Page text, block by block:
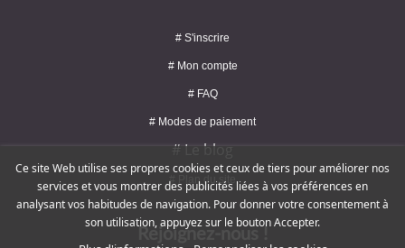
# S'inscrire
# Mon compte
# FAQ
# Modes de paiement
# Le blog
# Plan du site
Rejoignez-nous !
Ce site Web utilise ses propres cookies et ceux de tiers pour améliorer nos
services et vous montrer des publicités liées à vos préférences en
analysant vos habitudes de navigation. Pour donner votre consentement à
son utilisation, appuyez sur le bouton Accepter.